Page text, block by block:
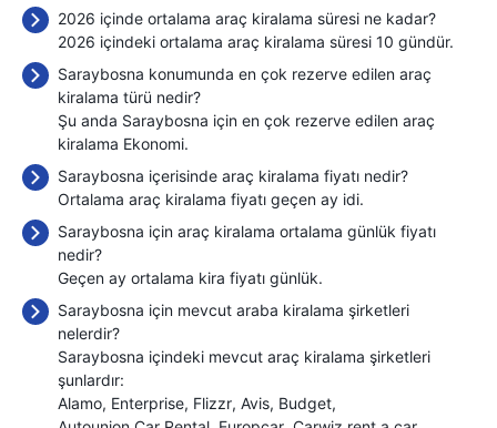
2026 içinde ortalama araç kiralama süresi ne kadar?
2026 içindeki ortalama araç kiralama süresi 10 gündür.
Saraybosna konumunda en çok rezerve edilen araç
kiralama türü nedir?
Şu anda Saraybosna için en çok rezerve edilen araç
kiralama Ekonomi.
Saraybosna içerisinde araç kiralama fiyatı nedir?
Ortalama araç kiralama fiyatı geçen ay idi.
Saraybosna için araç kiralama ortalama günlük fiyatı
nedir?
Geçen ay ortalama kira fiyatı günlük.
Saraybosna için mevcut araba kiralama şirketleri
nelerdir?
Saraybosna içindeki mevcut araç kiralama şirketleri
şunlardır:
Alamo Enterprise Flizzr Avis Budget